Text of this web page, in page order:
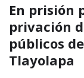
En prisión
privación
públicos
Tlayolapa